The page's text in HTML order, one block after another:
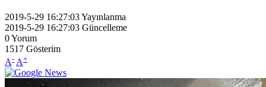
2019-5-29 16:27:03Yayınlanma
2019-5-29 16:27:03 Güncelleme
0Yorum
1517 Gösterim
A- A+